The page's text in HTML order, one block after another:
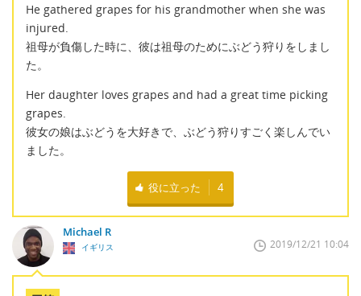
He gathered grapes for his grandmother when she was
injured.
祖母が負傷した時に、彼は祖母のためにぶどう狩りをしまし
た。
Her daughter loves grapes and had a great time picking
grapes.
彼女の娘はぶどうを大好きで、ぶどう狩りすごく楽しんでい
ました。
役に立った 4
Michael R
イギリス 2019/12/21 10:04